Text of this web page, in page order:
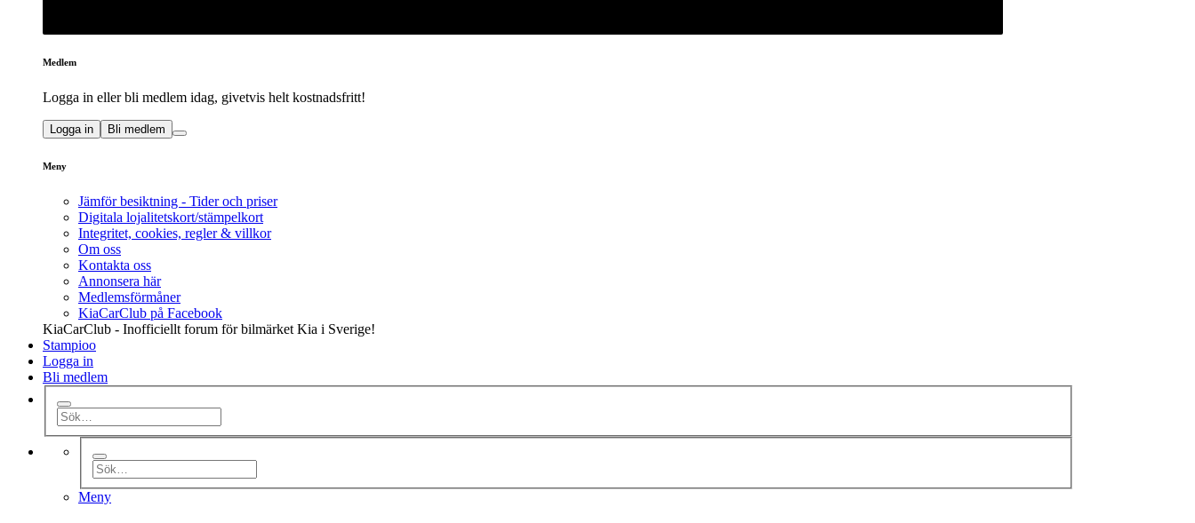
Medlem
Logga in eller bli medlem idag, givetvis helt kostnadsfritt!
Logga in Bli medlem
Meny
Jämför besiktning - Tider och priser
Digitala lojalitetskort/stämpelkort
Integritet, cookies, regler & villkor
Om oss
Kontakta oss
Annonsera här
Medlemsförmåner
KiaCarClub på Facebook
KiaCarClub - Inofficiellt forum för bilmärket Kia i Sverige!
Stampioo
Logga in
Bli medlem
Meny